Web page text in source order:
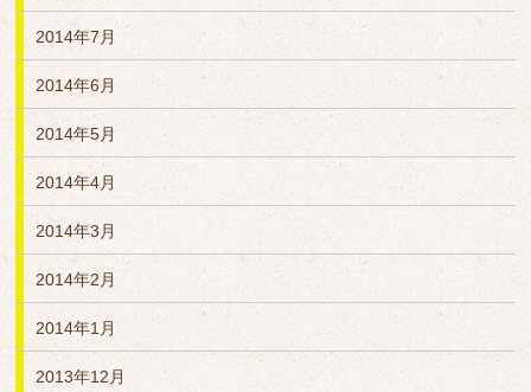
2014年7月
2014年6月
2014年5月
2014年4月
2014年3月
2014年2月
2014年1月
2013年12月